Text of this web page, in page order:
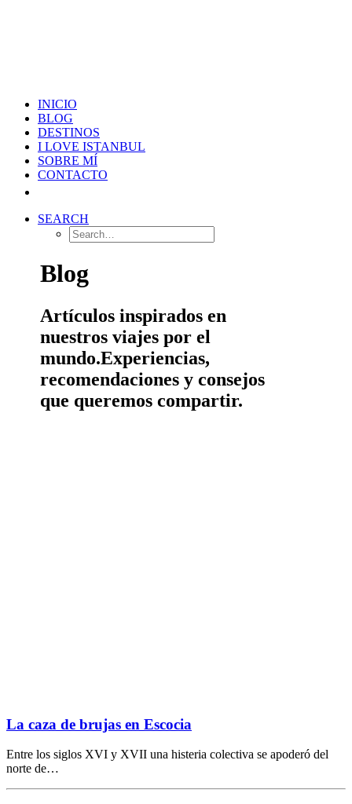
INICIO
BLOG
DESTINOS
I LOVE ISTANBUL
SOBRE MÍ
CONTACTO
SEARCH
Blog
Artículos inspirados en
nuestros viajes por el
mundo.Experiencias,
recomendaciones y consejos
que queremos compartir.
La caza de brujas en Escocia
Entre los siglos XVI y XVII una histeria colectiva se apoderó del
norte de…